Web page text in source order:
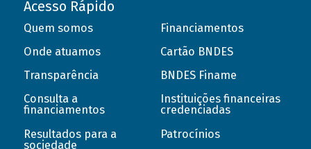
Acesso Rápido
Quem somos
Onde atuamos
Transparência
Consulta a
financiamentos
Resultados para a
sociedade
Financiamentos
Cartão BNDES
BNDES Finame
Instituições financeiras
credenciadas
Patrocínios